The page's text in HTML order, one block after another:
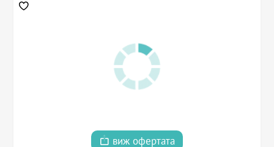
виж офертата